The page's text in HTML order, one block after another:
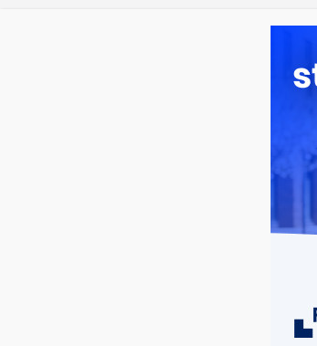
UCZELNIE
konkursy dla studentów